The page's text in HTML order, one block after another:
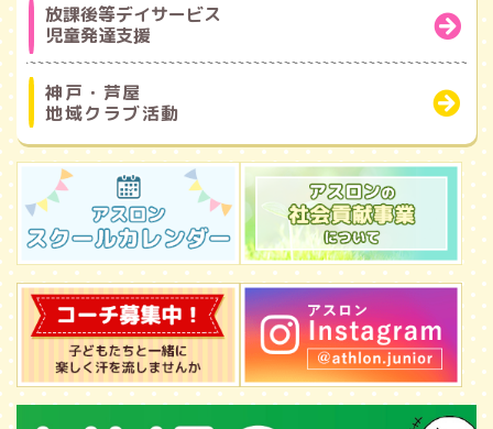
放課後等デイサービス
児童発達支援
神戸・芦屋
地域クラブ活動